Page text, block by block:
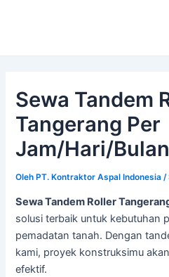
Sewa Tandem
Tangerang Per
Jam/Hari/
OlehPT. Kontraktor Aspal Indonesia /
Sewa Tandem Roller
solusi terbaik untuk kebutuhan
pemadatan tanah. Dengan
kami, proyek konstruksimu
efektif.